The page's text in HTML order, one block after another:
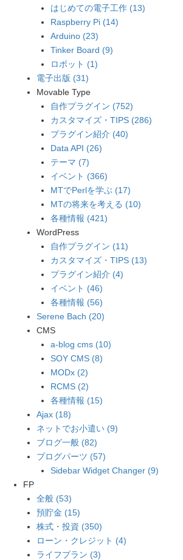
はじめての電子工作 (13)
Raspberry Pi (14)
Arduino (23)
Tinker Board (9)
ロボット (1)
電子出版 (31)
Movable Type
自作プラグイン (752)
カスタマイズ・TIPS (286)
プラグイン紹介 (40)
Data API (26)
テーマ (7)
イベント (366)
MTでPerlを学ぶ (17)
MTの将来を考える (10)
各種情報 (421)
WordPress
自作プラグイン (11)
カスタマイズ・TIPS (13)
プラグイン紹介 (4)
イベント (46)
各種情報 (56)
Serene Bach (20)
CMS
a-blog cms (10)
SOY CMS (8)
MODx (2)
RCMS (2)
各種情報 (15)
Ajax (18)
ネットでお小遣い (9)
ブログ一般 (82)
ブログパーツ (57)
Sidebar Widget Changer (9)
FP
全般 (53)
預貯金 (15)
株式・投資 (350)
ローン・クレジット (4)
ライフプラン (3)